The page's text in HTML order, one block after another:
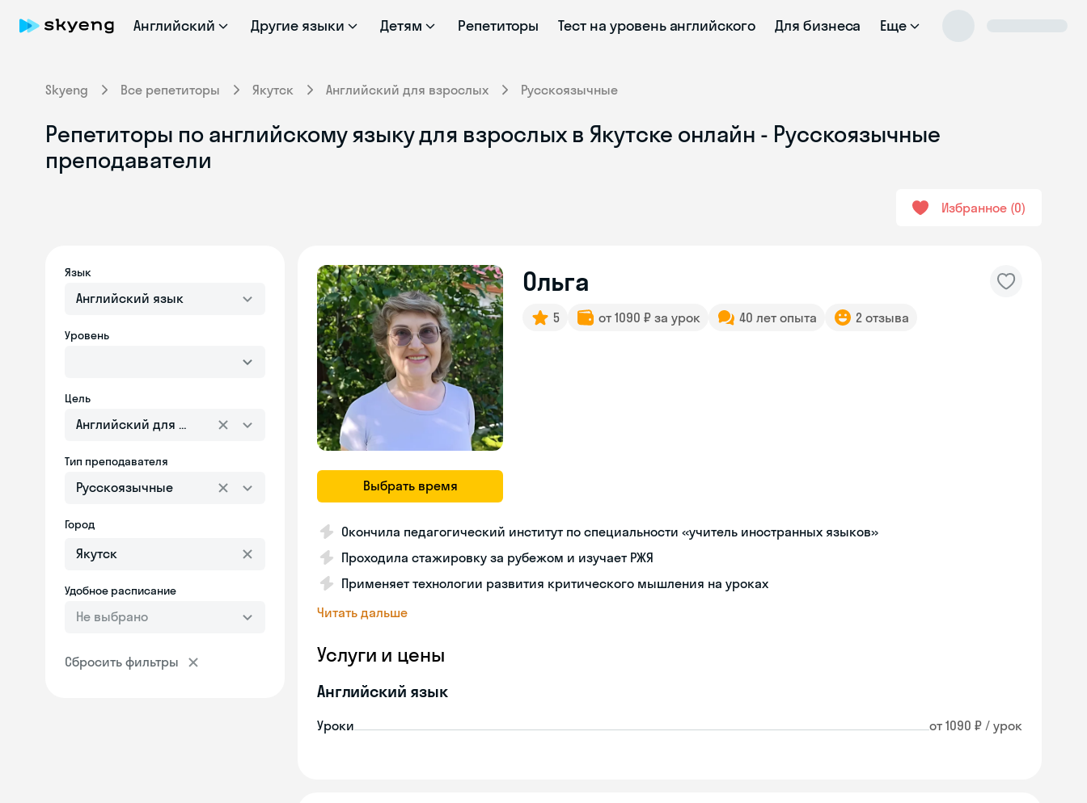
Английский Другие языки Детям Репетиторы Тест на уровень английского Для бизнеса Еще
Skyeng Все репетиторы Якутск Английский для взрослых Русскоязычные
Репетиторы по английскому языку для взрослых в Якутске онлайн - Русскоязычные
преподаватели
Избранное 0
Язык
Английский язык
Уровень
Цель
Английский для взрослых
Тип преподавателя
Русскоязычные
Город
Удобное расписание
Не выбрано
Сбросить фильтры
Выбрать время
Ольга
5 от 1090 ₽ за урок 40 лет опыта 2 отзыва
Окончила педагогический институт по специальности «учитель иностранных языков»
Проходила стажировку за рубежом и изучает РЖЯ
Применяет технологии развития критического мышления на уроках
Читать дальше
Услуги и цены
Английский язык
Уроки от 1090 ₽ / урок